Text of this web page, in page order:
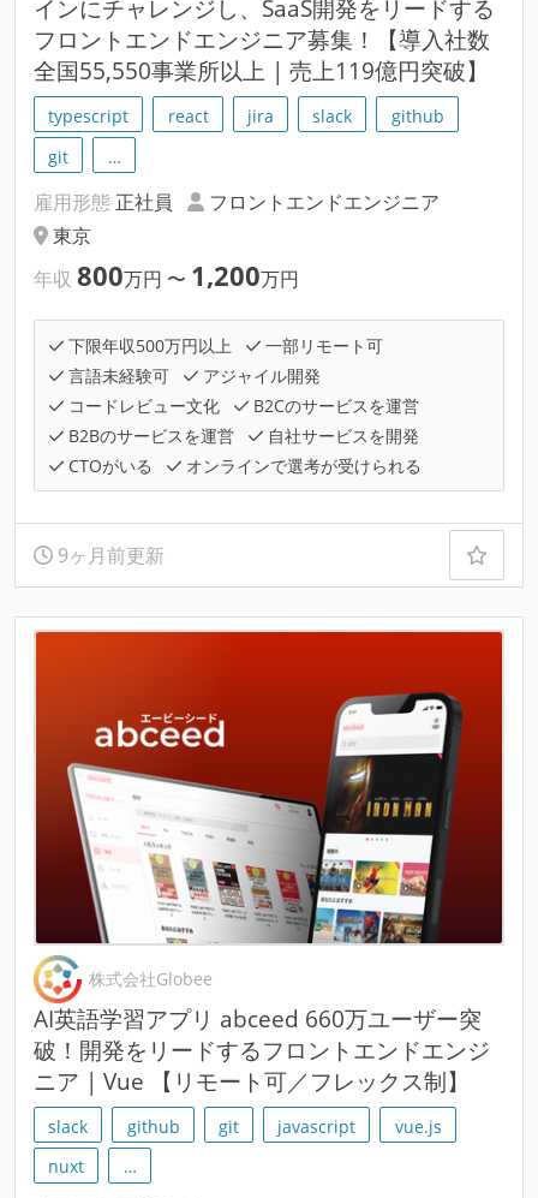
インにチャレンジし、SaaS開発をリードする
フロントエンドエンジニア募集！【導入社数
全国55,550事業所以上 | 売上119億円突破】
typescript react jira slack
github
git
…
雇用形態 正社員
フロントエンドエンジニア
東京
年収 800万円 〜 1,200万円
下限年収500万円以上
一部リモート可
言語未経験可
アジャイル開発
コードレビュー文化
B2Cのサービスを運営
B2Bのサービスを運営
自社サービスを開発
CTOがいる
オンラインで選考が受けられる
9ヶ月前更新
株式会社Globee
AI英語学習アプリ abceed 660万ユーザー突
破！開発をリードするフロントエンドエンジ
ニア | Vue 【リモート可／フレックス制】
slack github git javascript
vue.js
nuxt
…